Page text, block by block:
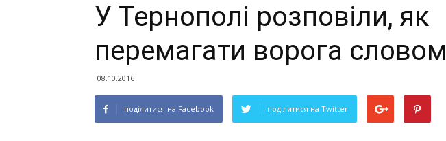
У Тернополі розповіли, як
перемагати ворога словом
08.10.2016
поділитися на Facebook поділитися на Twitter